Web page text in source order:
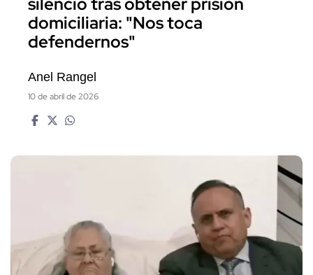
domiciliaria: "Nos toca
defendernos"
Anel Rangel
10 de abril de 2026